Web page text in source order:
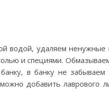
водой, удаляем ненужные
и специями.
в банку не
добавить лаврового